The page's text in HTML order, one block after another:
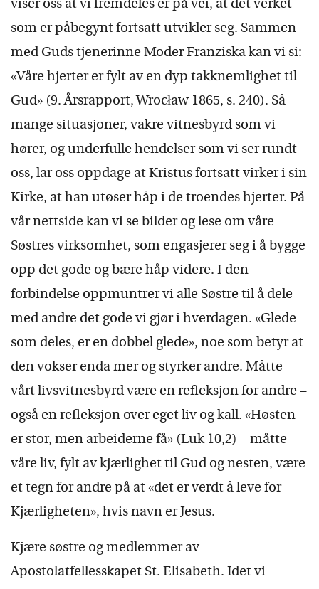
viser oss at vi fremdeles er på vei, at det verket
som er påbegynt fortsatt utvikler seg. Sammen
med Guds tjenerinne Moder Franziska kan vi si:
«Våre hjerter er fylt av en dyp takknemlighet til
Gud» (9. Årsrapport, Wrocław 1865, s. 240). Så
mange situasjoner, vakre vitnesbyrd som vi
hører, og underfulle hendelser som vi ser rundt
oss, lar oss oppdage at Kristus fortsatt virker i sin
Kirke, at han utøser håp i de troendes hjerter. På
vår nettside kan vi se bilder og lese om våre
Søstres virksomhet, som engasjerer seg i å bygge
opp det gode og bære håp videre. I den
forbindelse oppmuntrer vi alle Søstre til å dele
med andre det gode vi gjør i hverdagen. «Glede
som deles, er en dobbel glede», noe som betyr at
den vokser enda mer og styrker andre. Måtte
vårt livsvitnesbyrd være en refleksjon for andre –
også en refleksjon over eget liv og kall. «Høsten
er stor, men arbeiderne få» (Luk 10,2) – måtte
våre liv, fylt av kjærlighet til Gud og nesten, være
et tegn for andre på at «det er verdt å leve for
Kjærligheten», hvis navn er Jesus.
Kjære søstre og medlemmer av
Apostolatfellesskapet St. Elisabeth. Idet vi